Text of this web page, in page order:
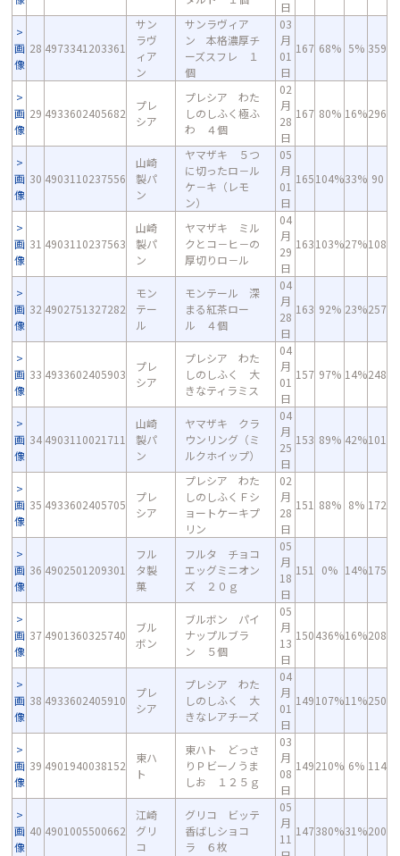
日
画
像
28 4973341203361
サン
ラヴ
ィア
ン
サンラヴィア
ン 本格濃厚チ
ーズスフレ １
個
03
月
01
日
167 68% 5% 359
画
像
29 4933602405682
プレ
シア
プレシア わた
しのしふく極ふ
わ ４個
02
月
28
日
167 80% 16%296
画
像
30 4903110237556
山崎
製パ
ン
ヤマザキ ５つ
に切ったロ－ル
ケ－キ（レモ
ン）
05
月
01
日
165104%33% 90
画
像
31 4903110237563
山崎
製パ
ン
ヤマザキ ミル
クとコ－ヒ－の
厚切りロ－ル
04
月
29
日
163103%27%108
画
像
32 4902751327282
モン
テー
ル
モンテール 深
まる紅茶ロー
ル ４個
04
月
28
日
163 92% 23%257
画
像
33 4933602405903
プレ
シア
プレシア わた
しのしふく 大
きなティラミス
04
月
01
日
157 97% 14%248
画
像
34 4903110021711
山崎
製パ
ン
ヤマザキ クラ
ウンリング（ミ
ルクホイップ）
04
月
25
日
153 89% 42%101
画
像
35 4933602405705
プレ
シア
プレシア わた
しのしふくＦシ
ョートケーキプ
リン
02
月
28
日
151 88% 8% 172
画
像
36 4902501209301
フル
タ製
菓
フルタ チョコ
エッグミニオン
ズ ２０ｇ
05
月
18
日
151 0% 14%175
画
像
37 4901360325740
ブル
ボン
ブルボン パイ
ナップルブラ
ン ５個
05
月
13
日
150436%16%208
画
像
38 4933602405910
プレ
シア
プレシア わた
しのしふく 大
きなレアチーズ
04
月
01
日
149107%11%250
画
像
39 4901940038152
東ハ
ト
東ハト どっさ
りＰビーノうま
しお １２５ｇ
03
月
08
日
149210% 6% 114
画
像
40 4901005500662
江崎
グリ
コ
グリコ ビッテ
香ばしショコ
ラ ６枚
05
月
11
147380%31%200